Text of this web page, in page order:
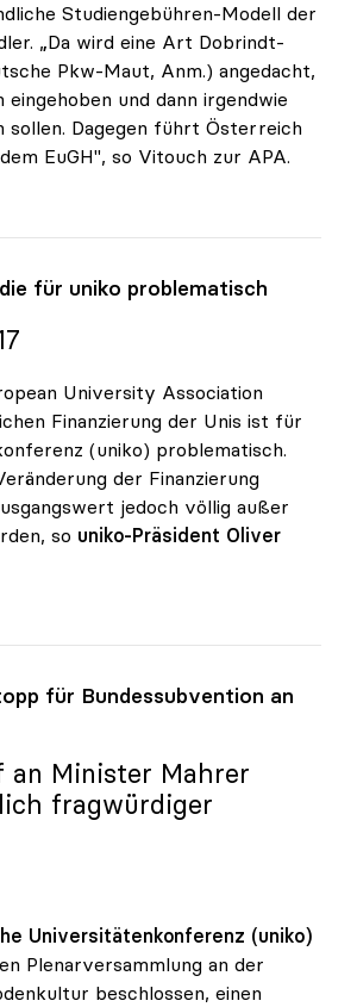
Studiengebühren-Modell der
„Da wird eine Art Dobrindt-
Pkw-Maut, Anm.) angedacht,
eingehoben und dann irgendwie
Dagegen führt Österreich
EuGH", so Vitouch zur APA.
Diskussion für uniko
für uniko problematisch
University Association
Finanzierung der Unis ist für
(uniko) problematisch.
der Finanzierung
jedoch völlig außer
so uniko-Präsident Oliver
für uniko problematisch
für Bundessubvention an
an Minister Mahrer
fragwürdiger
Universitätenkonferenz (uniko)
Plenarversammlung an der
beschlossen, einen